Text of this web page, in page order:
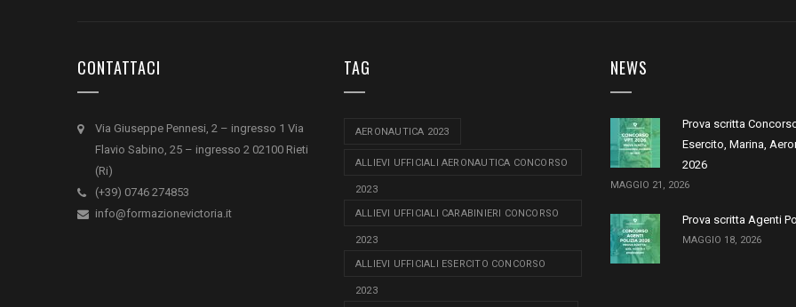
CONTATTACI
Via Giuseppe Pennesi, 2 – ingresso 1 Via
Flavio Sabino, 25 – ingresso 2 02100 Rieti
(Ri)
(+39) 0746 274853
info@formazionevictoria.it
TAG
AERONAUTICA 2023
ALLIEVI UFFICIALI AERONAUTICA CONCORSO
2023
ALLIEVI UFFICIALI CARABINIERI CONCORSO
2023
ALLIEVI UFFICIALI ESERCITO CONCORSO
2023
NEWS
Prova scritta
Esercito, Marina,
2026
MAGGIO 21, 2026
Prova scritta Agenti
MAGGIO 18, 2026